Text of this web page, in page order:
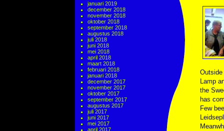
januari 2019
december 2018
november 2018
oktober 2018
september 2018
augustus 2018
juli 2018
juni 2018
mei 2018
april 2018
maart 2018
februari 2018
januari 2018
december 2017
november 2017
oktober 2017
september 2017
augustus 2017
juli 2017
juni 2017
mei 2017
april 2017
Outside
Lamp
the
has
Few